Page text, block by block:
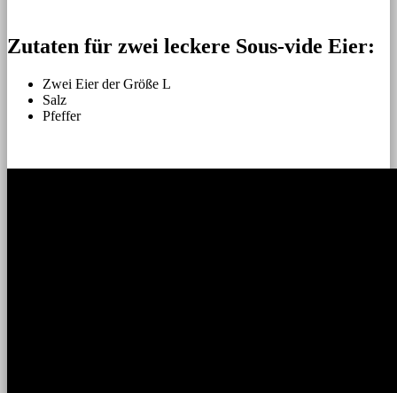
Zutaten für zwei leckere Sous-vide Eier:
Zwei Eier der Größe L
Salz
Pfeffer